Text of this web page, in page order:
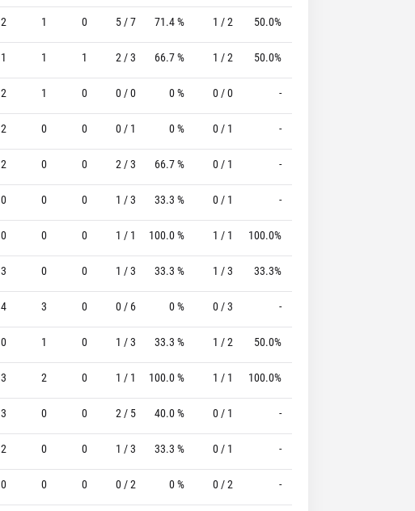
2 1 0 5 / 7 71.4 % 1 / 2 50.0%
1 1 1 2 / 3 66.7 % 1 / 2 50.0%
2 1 0 0 / 0 0 % 0 / 0 -
2 0 0 0 / 1 0 % 0 / 1 -
2 0 0 2 / 3 66.7 % 0 / 1 -
0 0 0 1 / 3 33.3 % 0 / 1 -
0 0 0 1 / 1 100.0 % 1 / 1 100.0%
3 0 0 1 / 3 33.3 % 1 / 3 33.3%
4 3 0 0 / 6 0 % 0 / 3 -
0 1 0 1 / 3 33.3 % 1 / 2 50.0%
3 2 0 1 / 1 100.0 % 1 / 1 100.0%
3 0 0 2 / 5 40.0 % 0 / 1 -
2 0 0 1 / 3 33.3 % 0 / 1 -
0 0 0 0 / 2 0 % 0 / 2 -